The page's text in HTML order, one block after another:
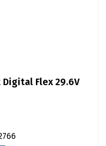
Flex 29.6V